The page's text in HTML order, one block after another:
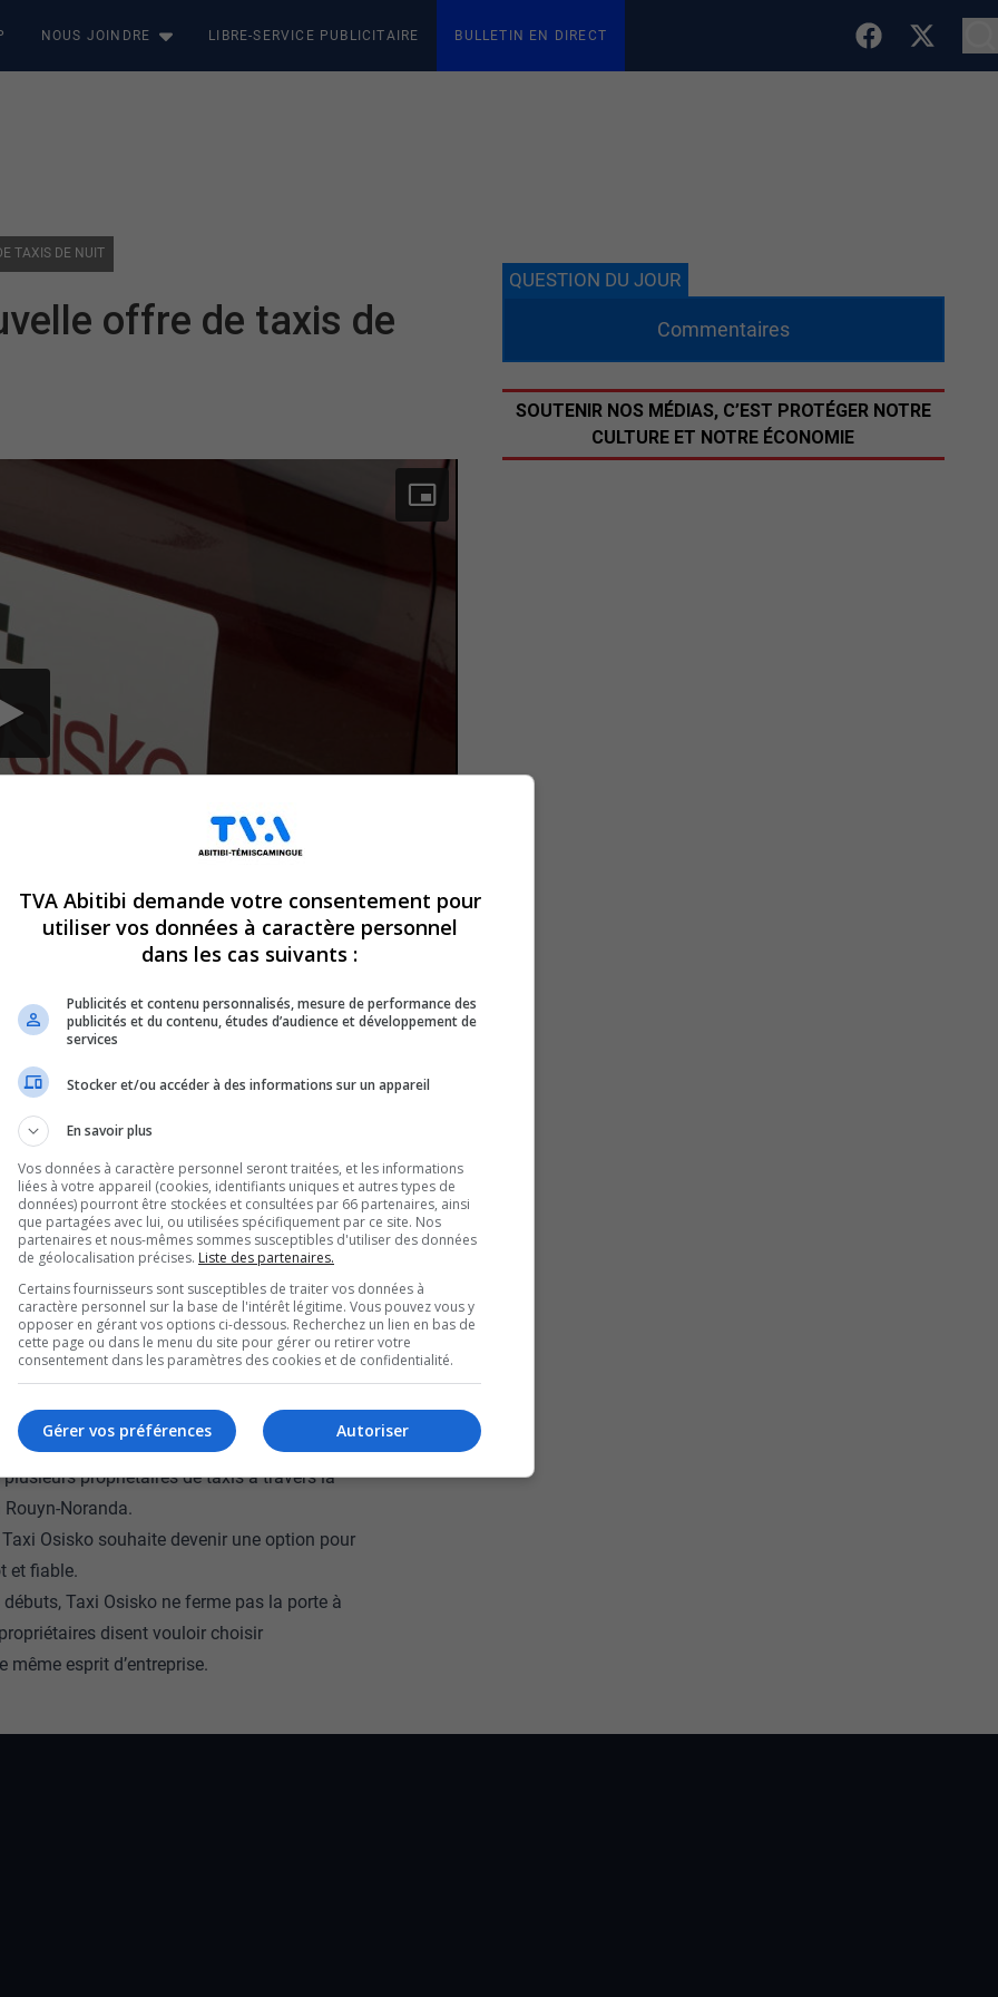
NOUS JOINDRE LIBRE-SERVICE PUBLICITAIRE BULLETIN EN DIRECT
TAXIS DE NUIT
offre de taxis de
le fait de lancer
de Taxi
est plus que
semaines
les copropriétaires avaient remarqué un
de nuit.
d’un nouveau joueur dans le marché de
d’après sa présidente, Andrée Bruneau.
propriétaires de taxis à travers la
Noranda.
Osisko souhaite devenir une option pour
et fiable.
Taxi Osisko ne ferme pas la porte à
disent vouloir choisir
esprit d’entreprise.
QUESTION DU JOUR
Commentaires
SOUTENIR NOS MÉDIAS, C’EST PROTÉGER NOTRE
CULTURE ET NOTRE ÉCONOMIE
TVA Abitibi demande votre consentement pour
utiliser vos données à caractère personnel
dans les cas suivants :
Publicités et contenu personnalisés, mesure de performance des
publicités et du contenu, études d’audience et développement de
services
Stocker et/ou accéder à des informations sur un appareil
En savoir plus
Vos données à caractère personnel seront traitées, et les informations
liées à votre appareil (cookies, identifiants uniques et autres types de
données) pourront être stockées et consultées par 66 partenaires, ainsi
que partagées avec lui, ou utilisées spécifiquement par ce site. Nos
partenaires et nous-mêmes sommes susceptibles d'utiliser des données
de géolocalisation précises. Liste des partenaires.
Certains fournisseurs sont susceptibles de traiter vos données à
caractère personnel sur la base de l'intérêt légitime. Vous pouvez vous y
opposer en gérant vos options ci-dessous. Recherchez un lien en bas de
cette page ou dans le menu du site pour gérer ou retirer votre
consentement dans les paramètres des cookies et de confidentialité.
Autoriser
Gérer vos préférences